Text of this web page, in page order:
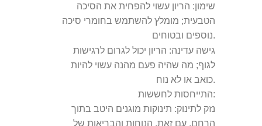
שימון: הריון עשוי להפחית את הסיכה
הטבעית; מומלץ להשתמש בחומרי סיכה
נוספים ובטוחים.
גישה עדינה: הריון יכול לגרום לרגישות
לגוף; מה שהיה פעם מהנה עשוי להיות
כואב או לא נוח.
התייחסות לחששות:
נזק לתינוק: תינוקות מוגנים היטב בתוך
הרחם. עם זאת, הנוחות והבריאות של